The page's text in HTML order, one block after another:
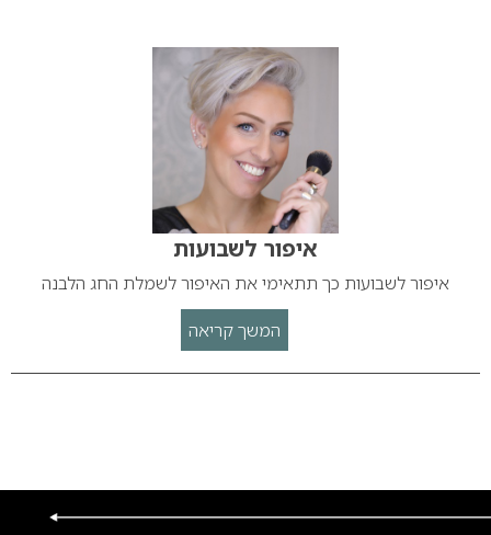
איפור לשבועות
איפור לשבועות כך תתאימי את האיפור לשמלת החג הלבנה
המשך קריאה